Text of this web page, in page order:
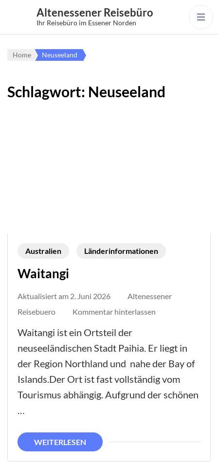
Altenessener Reisebüro
Ihr Reisebüro im Essener Norden
Home Neuseeland
Schlagwort: Neuseeland
Australien Länderinformationen
Waitangi
Aktualisiert am 2. Juni 2026
Altenessener
Reisebuero
Kommentar hinterlassen
Waitangi ist ein Ortsteil der
neuseeländischen Stadt Paihia. Er liegt in
der Region Northland und nahe der Bay of
Islands.Der Ort ist fast vollständig vom
Tourismus abhängig. Aufgrund der schönen
WEITERLESEN